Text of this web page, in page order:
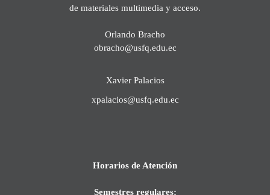
de materiales multimedia y acceso.
Orlando Bracho
obracho@usfq.edu.ec
Xavier Palacios
xpalacios@usfq.edu.ec
Horarios de Atención
Semestres regulares: